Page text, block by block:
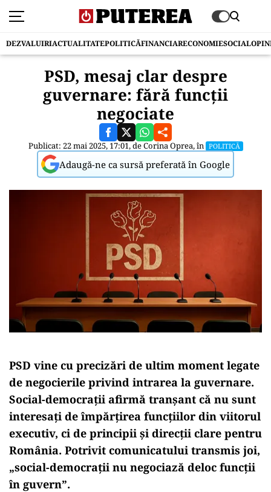
DEZVALUIRIACTUALITATEPOLITICĂFINANCIARECONOMIESOCIAL
PSD, mesaj clar despre
guvernare: fără funcții
negociate
Publicat: 22 mai 2025, 17:01, deCorina Oprea, în POLITICĂ
Adaugă-ne ca sursă preferată în Google
PSD vine cu precizări de ultim moment legate
de negocierile privind intrarea la guvernare.
Social-democrații afirmă tranșant că nu sunt
interesați de împărțirea funcțiilor din viitorul
executiv, ci de principii și direcții clare pentru
România. Potrivit comunicatului transmis joi,
„social-democrații nu negociază deloc funcții
în guvern”.